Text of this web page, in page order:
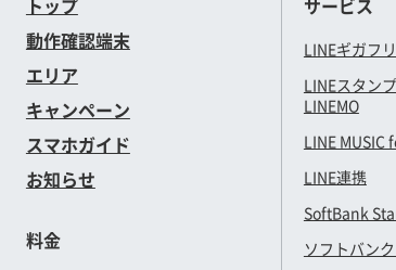
動作確認端末
エリア
キャンペーン
スマホガイド
お知らせ
料金
LINEギガフ
LINEスタン
LINEMO
LINE MUSIC
LINE連携
SoftBank
ソフトバン